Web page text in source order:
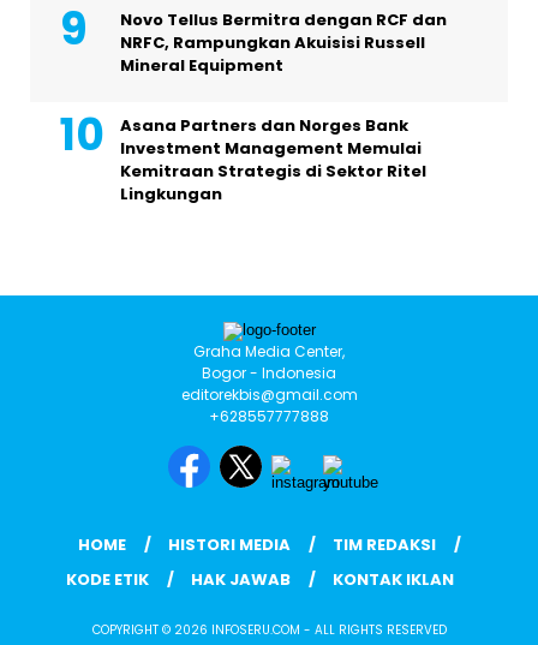
Novo Tellus Bermitra dengan RCF dan
NRFC, Rampungkan Akuisisi Russell
Mineral Equipment
Asana Partners dan Norges Bank
Investment Management Memulai
Kemitraan Strategis di Sektor Ritel
Lingkungan
Graha Media Center,
Bogor - Indonesia
editorekbis@gmail.com
+628557777888
HOME HISTORI MEDIA
TIM REDAKSI
KODE ETIK
HAK JAWAB KONTAK IKLAN
COPYRIGHT © 2026 INFOSERU.COM - ALL RIGHTS RESERVED